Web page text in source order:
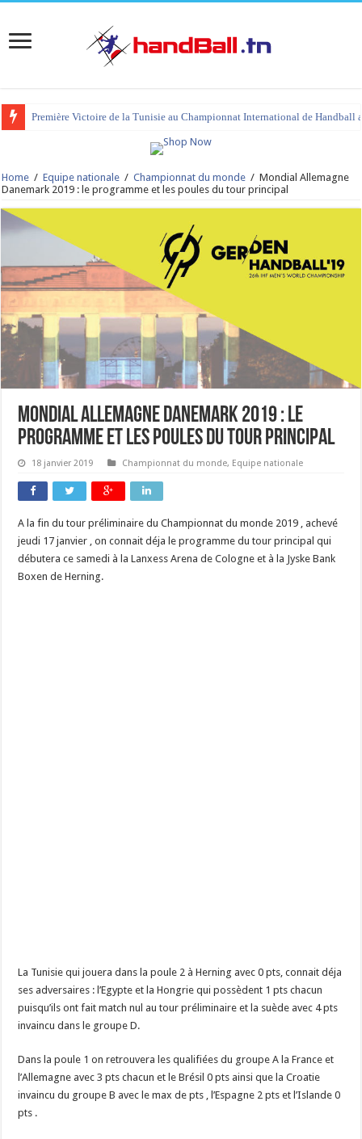
Première Victoire de la Tunisie au Championnat International de Handball
Home / Equipe nationale / Championnat du monde / Mondial Allemagne
Danemark 2019 : le programme et les poules du tour principal
Mondial Allemagne Danemark 2019 : le
programme et les poules du tour principal
18 janvier 2019 Championnat du monde, Equipe nationale
A la fin du tour préliminaire du Championnat du monde 2019 , achevé
jeudi 17 janvier , on connait déja le programme du tour principal qui
débutera ce samedi à la Lanxess Arena de Cologne et à la Jyske Bank
Boxen de Herning.
La Tunisie qui jouera dans la poule 2 à Herning avec 0 pts, connait déja
ses adversaires : l’Egypte et la Hongrie qui possèdent 1 pts chacun
puisqu’ils ont fait match nul au tour préliminaire et la suède avec 4 pts
invaincu dans le groupe D.
Dans la poule 1 on retrouvera les qualifiées du groupe A la France et
l’Allemagne avec 3 pts chacun et le Brésil 0 pts ainsi que la Croatie
invaincu du groupe B avec le max de pts , l’Espagne 2 pts et l’Islande 0
pts .